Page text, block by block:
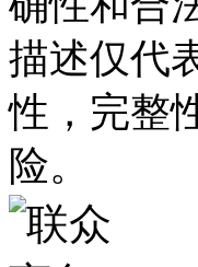
描述仅代
性，完整
险。